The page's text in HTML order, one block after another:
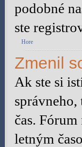
podobné
ste
Hore
Zmenil
Ak ste si
čas.
letným